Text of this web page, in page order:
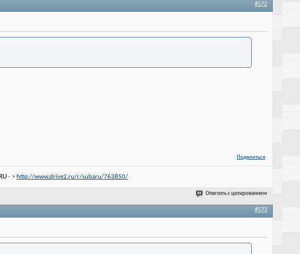
#572
Поделиться
- > http://www.drive2.ru/r/subaru/763850/
Ответить с цитированием
#573